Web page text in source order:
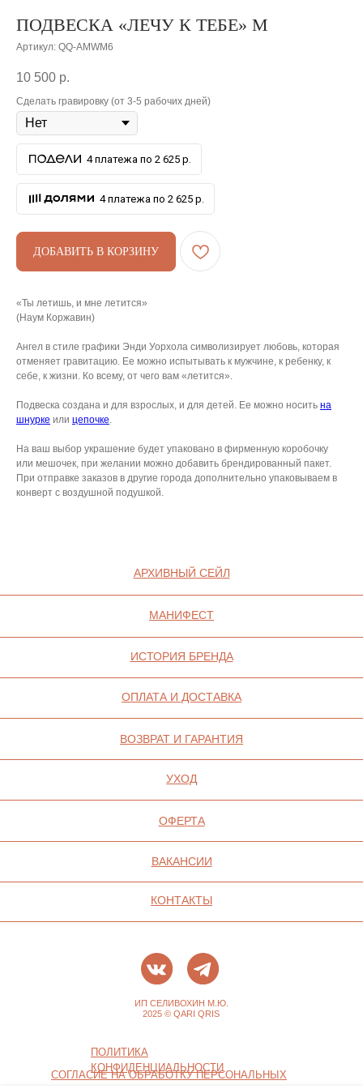
ПОДВЕСКА «ЛЕЧУ К ТЕБЕ» M
Артикул: QQ-AMWM6
10 500 р.
Сделать гравировку (от 3-5 рабочих дней)
4 платежа по 2 625 р.
4 платежа по 2 625 р.
ДОБАВИТЬ В КОРЗИНУ
«Ты летишь, и мне летится»
(Наум Коржавин)
Ангел в стиле графики Энди Уорхола символизирует любовь, которая
отменяет гравитацию. Ее можно испытывать к мужчине, к ребенку, к
себе, к жизни. Ко всему, от чего вам «летится».
Подвеска создана и для взрослых, и для детей. Ее можно носить на
шнурке или цепочке.
На ваш выбор украшение будет упаковано в фирменную коробочку
или мешочек, при желании можно добавить брендированный пакет.
При отправке заказов в другие города дополнительно упаковываем в
конверт с воздушной подушкой.
ПОЛИТИКА ИСПОЛЬЗОВАНИЯ ФАЙЛОВ
СОГЛАСИЕ НА ОБРАБОТКУ ПЕРСОНАЛЬНЫХ
КОНФИДЕНЦИАЛЬНОСТИ
ОФЕРТА
ВОЗВРАТ И ГАРАНТИЯ
УХОД
ИСТОРИЯ БРЕНДА
АРХИВНЫЙ СЕЙЛ
ИП СЕЛИВОХИН М.Ю.
2025 © QARI QRIS
Оплата
Возврат